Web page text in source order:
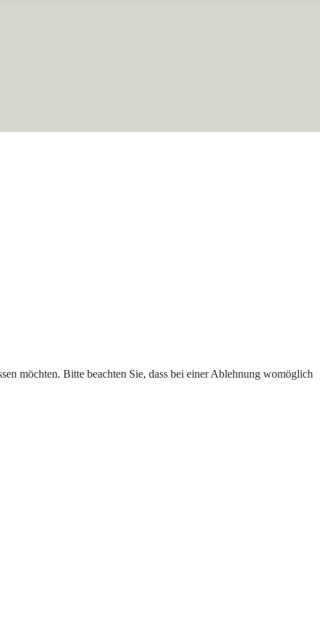
möchten. Bitte beachten Sie, dass bei einer Ablehnung womöglich